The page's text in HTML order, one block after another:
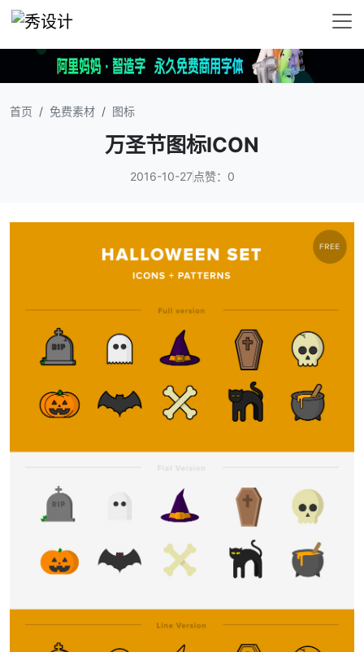
首页 免费素材 图标
万圣节图标ICON
2016-10-27 点赞：0